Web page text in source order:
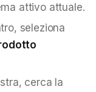
attivo attuale.
seleziona
cerca la